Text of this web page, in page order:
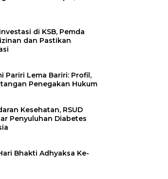
di KSB, Pemda
dan Pastikan
Pariri Lema Bariri: Profil,
Penegakan Hukum
Kesehatan, RSUD
Penyuluhan Diabetes
Bhakti Adhyaksa Ke-